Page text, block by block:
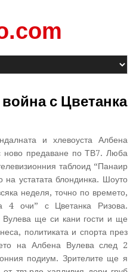
с Цветанка
и хлевоуста Албена
ново предаване по ТВ7. Люба
таблоид “Панаир
на устатата блондинка. Шоуто
неделя, точно по времето,
4 очи” с Цветанка Ризова.
ще си кани гости и ще
политиката и спорта през
на Албена Вулева след 2
подиум. Зрителите ще я